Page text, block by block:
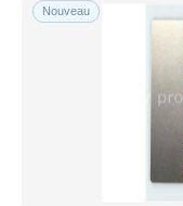
Nouveau